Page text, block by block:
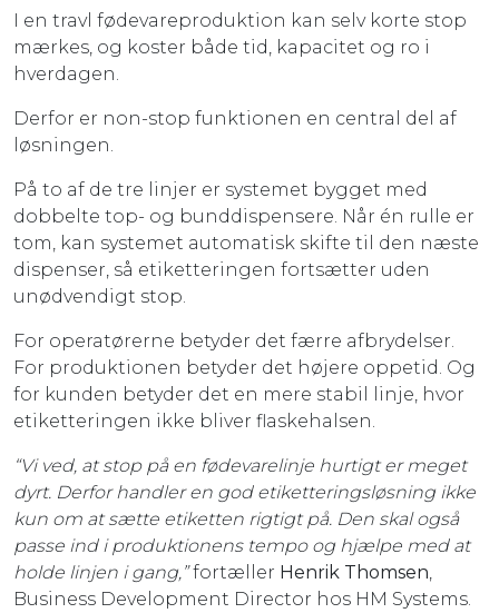
I en travl fødevareproduktion kan selv korte stop
mærkes, og koster både tid, kapacitet og ro i
hverdagen.
Derfor er non-stop funktionen en central del af
løsningen.
På to af de tre linjer er systemet bygget med
dobbelte top- og bunddispensere. Når én rulle er
tom, kan systemet automatisk skifte til den næste
dispenser, så etiketteringen fortsætter uden
unødvendigt stop.
For operatørerne betyder det færre afbrydelser.
For produktionen betyder det højere oppetid. Og
for kunden betyder det en mere stabil linje, hvor
etiketteringen ikke bliver flaskehalsen.
“Vi ved, at stop på en fødevarelinje hurtigt er meget
dyrt. Derfor handler en god etiketteringsløsning ikke
kun om at sætte etiketten rigtigt på. Den skal også
passe ind i produktionens tempo og hjælpe med at
holde linjen i gang,”fortæller Henrik Thomsen
Business Development Director hos HM Systems.